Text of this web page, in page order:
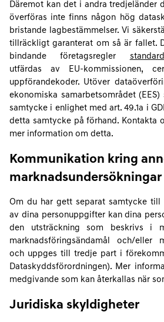
Däremot kan det i andra tredjeländer
överföras inte finns någon hög
bristande lagbestämmelser. Vi
tillräckligt garanterat om så är fallet.
bindande företagsregler
utfärdas av EU-kommissionen,
uppförandekoder. Utöver
ekonomiska samarbetsområdet
samtycke i enlighet med art. 49.1a i
detta samtycke på förhand. Kontakta
mer information om detta.
Kommunikation kring
Om du har gett separat samtycke till
av dina personuppgifter kan dina
den utsträckning som beskrivs i
marknadsföringsändamål och/eller
och uppges till tredje part i
Dataskyddsförordningen). Mer
medgivande som kan återkallas när
Juridiska skyldigheter